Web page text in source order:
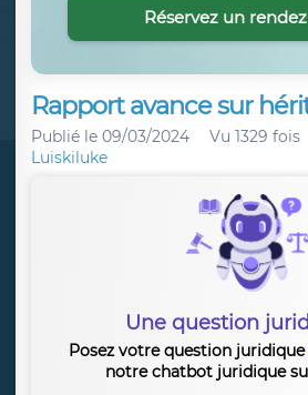
Rapport avance sur
Publié le 09/03/2024 Vu 1329 fois
Luiskiluke
Une question
Posez votre question juridique
notre chatbot juridique
Réservez un